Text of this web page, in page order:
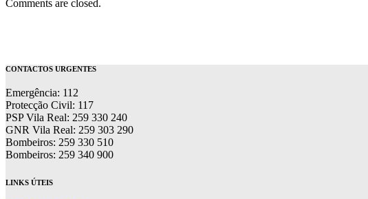
Comments are closed.
CONTACTOS URGENTES
Emergência: 112
Protecção Civil: 117
PSP Vila Real: 259 330 240
GNR Vila Real: 259 303 290
Bombeiros: 259 330 510
Bombeiros: 259 340 900
LINKS ÚTEIS